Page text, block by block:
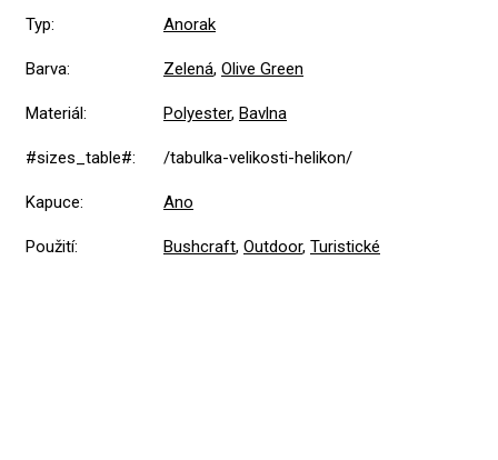
Typ: Anorak
Barva: Zelená, Olive Green
Materiál: Polyester, Bavlna
#sizes_table#: /tabulka-velikosti-helikon/
Kapuce: Ano
Použití: Bushcraft, Outdoor, Turistické